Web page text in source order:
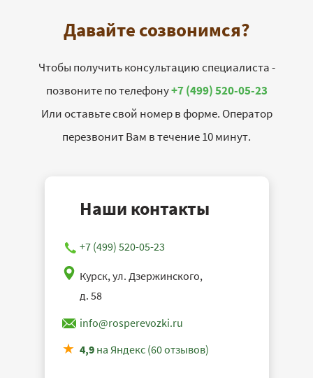
Давайте созвонимся?
Чтобы получить консультацию специалиста -
позвоните по телефону+7 (499) 520-05-23
Или оставьте свой номер в форме. Оператор
перезвонит Вам в течение 10 минут.
Наши контакты
+7 (499) 520-05-23
Курск, ул. Дзержинского,
д. 58
info@rosperevozki.ru
4,9на Яндекс (60 отзывов)